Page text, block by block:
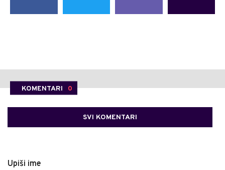
KOMENTARI 0
SVI KOMENTARI
Upiši ime